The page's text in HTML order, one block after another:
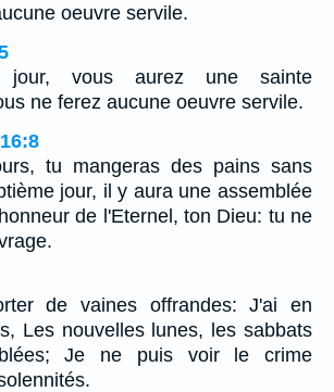
oeuvre servile.
jour, vous aurez une sainte
ne ferez aucune oeuvre servile.
tu mangeras des pains sans
jour, il y aura une assemblée
de l'Eternel, ton Dieu: tu ne
de vaines offrandes: J'ai en
Les nouvelles lunes, les sabbats
Je ne puis voir le crime